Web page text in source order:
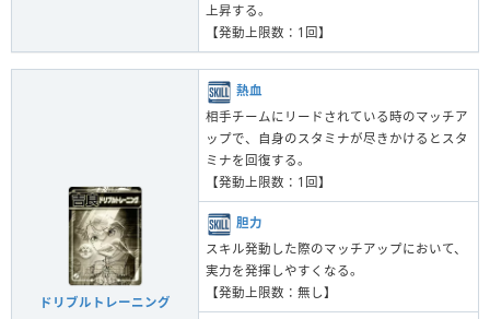
上昇する。
【発動上限数：1回】
ドリブルトレーニング
熱血
相手チームにリードされている時のマッチア
ップで、自身のスタミナが尽きかけるとスタ
ミナを回復する。
【発動上限数：1回】
胆力
スキル発動した際のマッチアップにおいて、
実力を発揮しやすくなる。
【発動上限数：無し】